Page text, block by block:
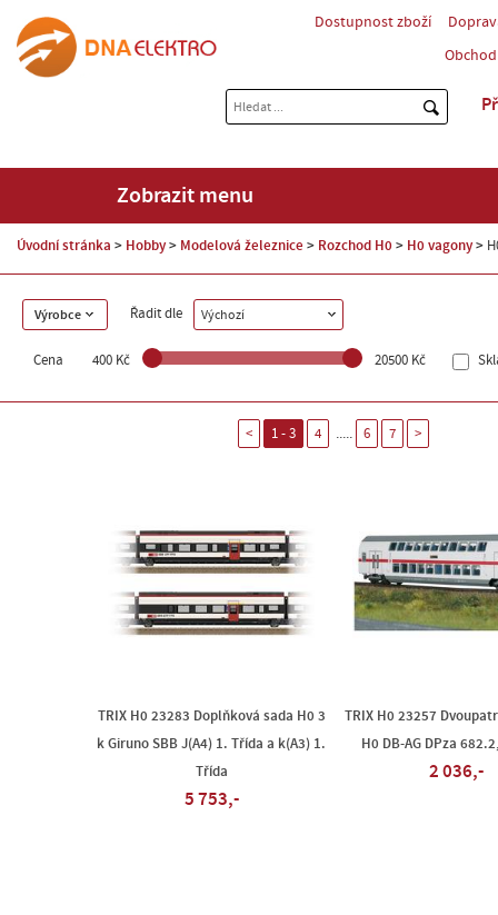
Dostupnost zboží
Zobrazit menu
Úvodní stránka Hobby Modelová železnice Rozchod H0 H0 vagony
Výrobce Řadit dle Výchozí
Cena 400 Kč 20500 Kč
< 1 - 3 4 ..... 6 7 >
TRIX H0 23283 Doplňková sada H0 3
k Giruno SBB J(A4) 1. Třída a k(A3) 1.
Třída
5 753,-
TRIX H0 23257
H0 DB-AG DPza
2 036,-